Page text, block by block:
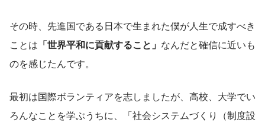
その時、先進国である日本で生まれた僕が人生で成すべき
ことは 「世界平和に貢献すること」 なんだと確信に近いも
のを感じたんです。
最初は国際ボランティアを志しましたが、高校、大学でい
ろんなことを学ぶうちに、「社会システムづくり（制度設